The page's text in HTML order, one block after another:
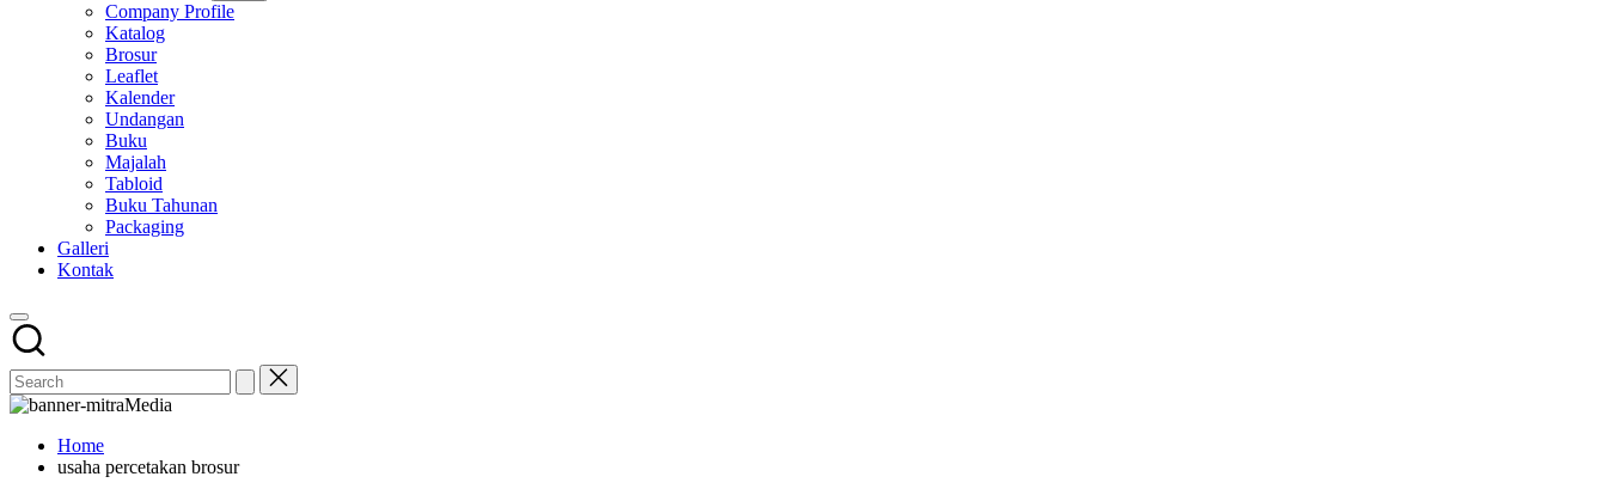
Company Profile
Katalog
Brosur
Leaflet
Kalender
Undangan
Buku
Majalah
Tabloid
Buku Tahunan
Packaging
Galleri
Kontak
Home
usaha percetakan brosur